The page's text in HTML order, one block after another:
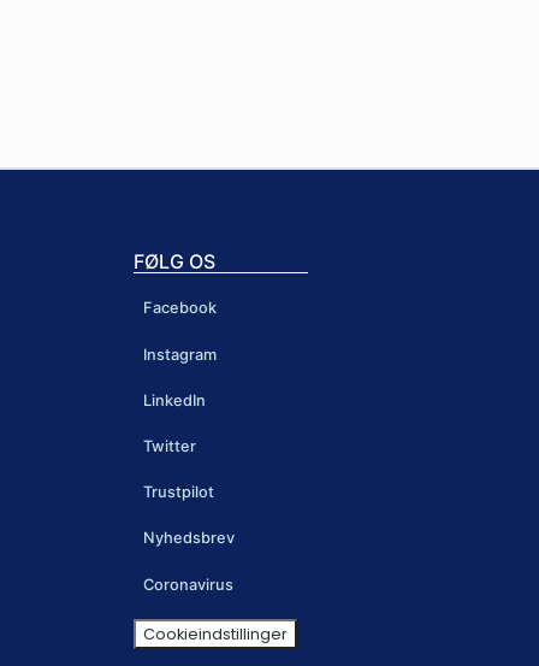
FØLG OS
Facebook
Instagram
LinkedIn
Twitter
Trustpilot
Nyhedsbrev
Coronavirus
Cookieindstillinger